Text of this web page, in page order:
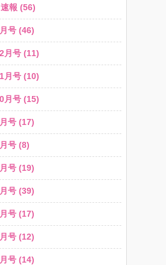
報 (56)
号 (46)
月号 (11)
月号 (10)
月号 (15)
号 (17)
号 (8)
号 (19)
号 (39)
号 (17)
号 (12)
号 (14)